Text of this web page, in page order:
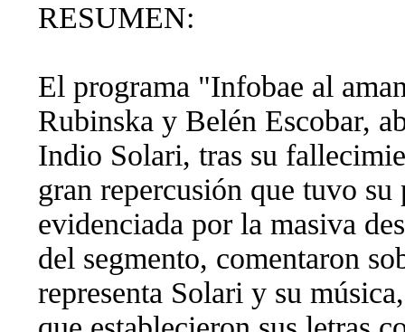
RESUMEN:
El programa "Infobae al
Rubinska y Belén Escobar,
Indio Solari, tras su
gran repercusión que tuvo
evidenciada por la masiva
del segmento, comentaron
representa Solari y su